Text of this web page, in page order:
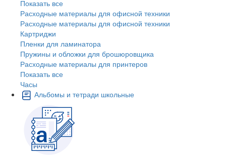
Показать все
Расходные материалы для офисной техники
Расходные материалы для офисной техники
Картриджи
Пленки для ламинатора
Пружины и обложки для брошюровщика
Расходные материалы для принтеров
Показать все
Часы
Альбомы и тетради школьные